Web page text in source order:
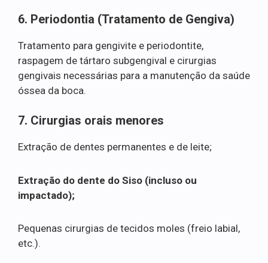
6. Periodontia (Tratamento de Gengiva)
Tratamento para gengivite e periodontite,
raspagem de tártaro subgengival e cirurgias
gengivais necessárias para a manutenção da saúde
óssea da boca.
7. Cirurgias orais menores
Extração de dentes permanentes e de leite;
Extração do dente do Siso (incluso ou
impactado);
Pequenas cirurgias de tecidos moles (freio labial,
etc.).